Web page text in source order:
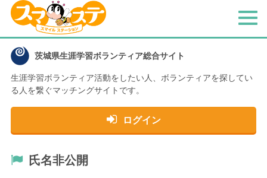
茨城県生涯学習ボランティア総合サイト
生涯学習ボランティア活動をしたい人、 ボランティアを探してい
る人を繋ぐマッチングサイトです。
ログイン
メ
氏名非公開